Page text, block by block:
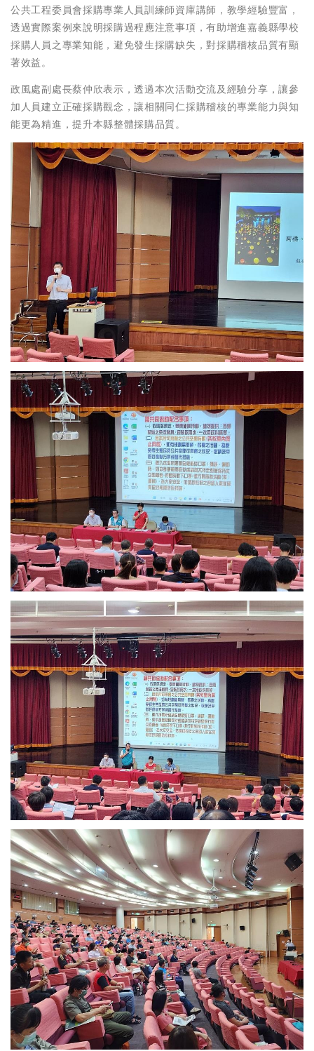
公共工程委員會採購專業人員訓練師資庫講師，教學經驗豐富，
透過實際案例來說明採購過程應注意事項，有助增進嘉義縣學校
採購人員之專業知能，避免發生採購缺失，對採購稽核品質有顯
著效益。
政風處副處長蔡仲欣表示，透過本次活動交流及經驗分享，讓參
加人員建立正確採購觀念，讓相關同仁採購稽核的專業能力與知
能更為精進，提升本縣整體採購品質。